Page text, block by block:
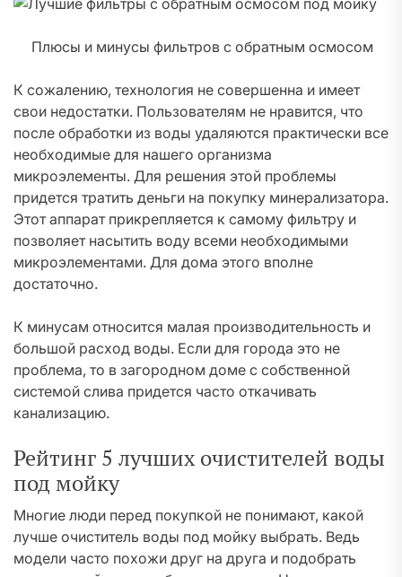
Плюсы и минусы фильтров с обратным осмосом
К сожалению, технология не совершенна и имеет
свои недостатки. Пользователям не нравится, что
после обработки из воды удаляются практически все
необходимые для нашего организма
микроэлементы. Для решения этой проблемы
придется тратить деньги на покупку минерализатора.
Этот аппарат прикрепляется к самому фильтру и
позволяет насытить воду всеми необходимыми
микроэлементами. Для дома этого вполне
достаточно.
К минусам относится малая производительность и
большой расход воды. Если для города это не
проблема, то в загородном доме с собственной
системой слива придется часто откачивать
канализацию.
Рейтинг 5 лучших очистителей воды
под мойку
Многие люди перед покупкой не понимают, какой
лучше очиститель воды под мойку выбрать. Ведь
модели часто похожи друг на друга и подобрать